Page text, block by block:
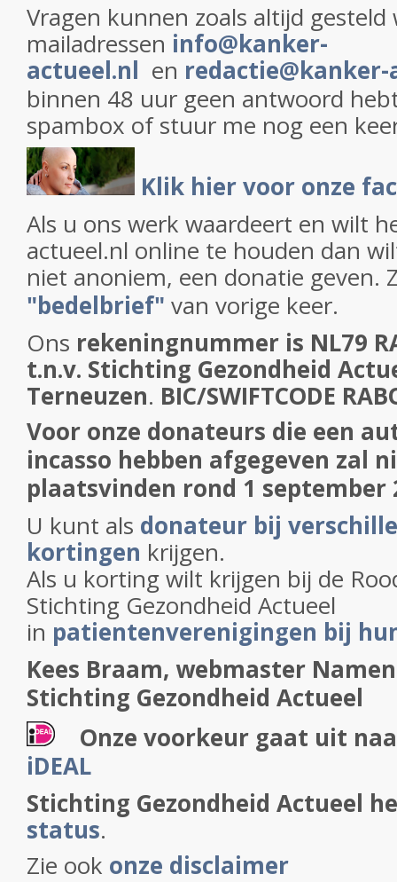
Vragen kunnen zoals altijd gesteld
mailadressen info@kanker-
actueel.nl en
binnen 48 uur geen antwoord
spambox of stuur me nog een
Klik hier voor onze
Als u ons werk waardeert en wilt
actueel.nl online te houden dan
niet anoniem, een donatie geven.
"bedelbrief" van vorige keer.
Ons rekeningnummer is NL79
t.n.v. Stichting Gezondheid
Terneuzen. BIC/SWIFTCODE
Voor onze donateurs die een
incasso hebben afgegeven zal
plaatsvinden rond 1 september
U kunt als donateur bij
kortingen krijgen.
Als u korting wilt krijgen bij de
Stichting Gezondheid Actueel
in patientenverenigingen bij
Kees Braam, webmaster
Stichting Gezondheid Actueel
Onze voorkeur gaat uit
iDEAL
Stichting Gezondheid Actueel
status.
Zie ook onze disclaimer